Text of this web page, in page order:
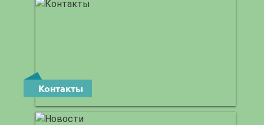
Контакты